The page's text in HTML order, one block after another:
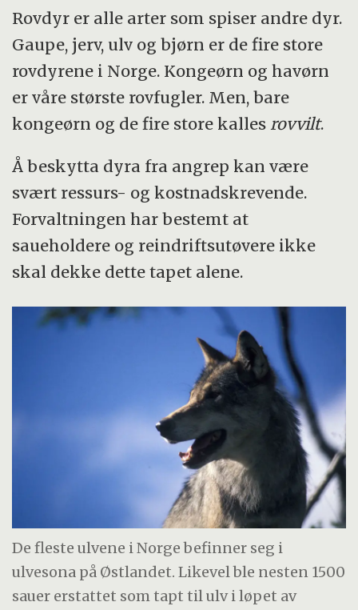
Rovdyr er alle arter som spiser andre dyr.
Gaupe, jerv, ulv og bjørn er de fire store
rovdyrene i Norge. Kongeørn og havørn
er våre største rovfugler. Men, bare
kongeørn og de fire store kallesrovvilt.
Å beskytta dyra fra angrep kan være
svært ressurs- og kostnadskrevende.
Forvaltningen har bestemt at
saueholdere og reindriftsutøvere ikke
skal dekke dette tapet alene.
De fleste ulvene i Norge befinner seg i
ulvesona på Østlandet. Likevel ble nesten 1500
sauer erstattet som tapt til ulv i løpet av